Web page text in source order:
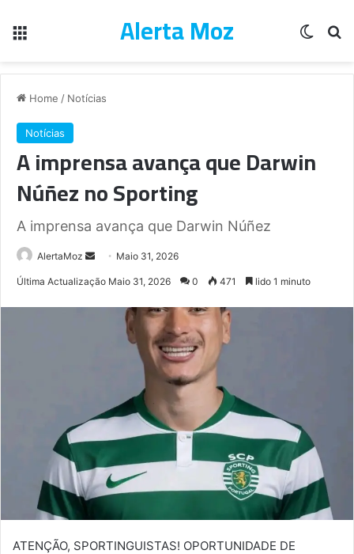
Alerta Moz
Home / Notícias
Notícias
​A imprensa avança que Darwin
Núñez no Sporting
​A imprensa avança que Darwin Núñez
AlertaMoz
Send Maio 31, 2026
Última Actualização Maio 31, 2026 0 471 lido 1 minuto
ATENÇÃO, SPORTINGUISTAS! OPORTUNIDADE DE